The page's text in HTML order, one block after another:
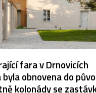
fara v Drnovicích
byla obnovena do
kolonády se